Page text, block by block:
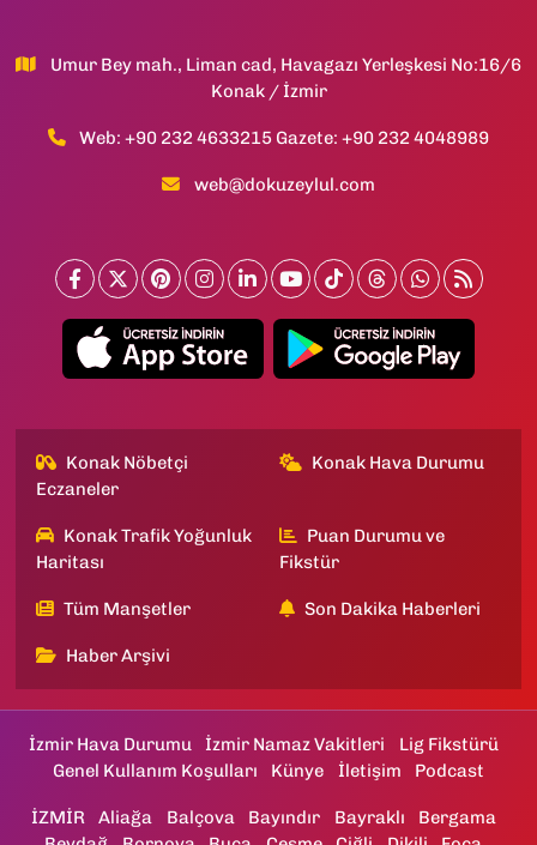
Umur Bey mah., Liman cad, Havagazı Yerleşkesi No:16/6
Konak / İzmir
Web: +90 232 4633215 Gazete: +90 232 4048989
web@dokuzeylul.com
Konak Nöbetçi
Eczaneler
Konak Hava Durumu
Konak Trafik Yoğunluk
Haritası
Puan Durumu ve
Fikstür
Tüm Manşetler Son Dakika Haberleri
Haber Arşivi
İzmir Hava Durumu İzmir Namaz Vakitleri
Lig Fikstürü
Genel Kullanım Koşulları
Künye İletişim Podcast
İZMİR Aliağa Balçova Bayındır Bayraklı
Bergama